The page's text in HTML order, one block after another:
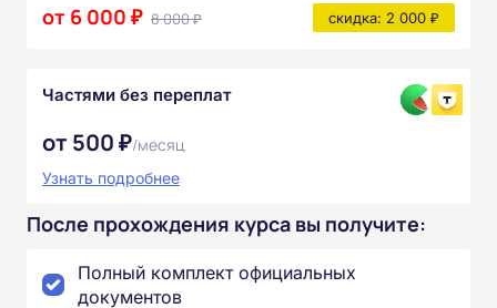
от 6 000 ₽ 8 000 ₽ скидка: 2 000 ₽
Частями без переплат
от 500 ₽/месяц
Узнать подробнее
После прохождения курса вы получите:
Полный комплект официальных
документов